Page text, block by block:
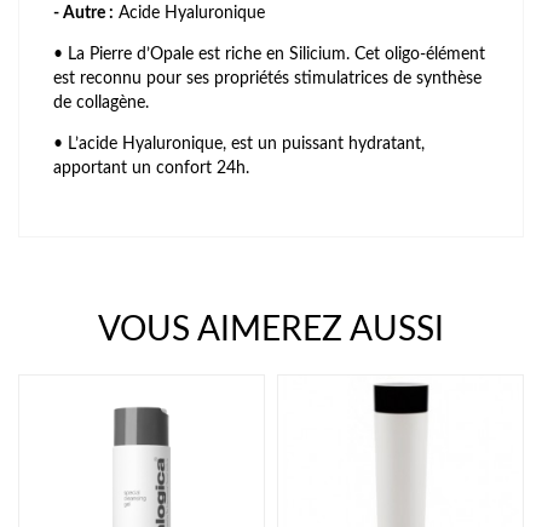
- Autre : Acide Hyaluronique
• La Pierre d’Opale est riche en Silicium. Cet oligo-élément
est reconnu pour ses propriétés stimulatrices de synthèse
de collagène.
• L’acide Hyaluronique, est un puissant hydratant,
apportant un confort 24h.
VOUS AIMEREZ AUSSI